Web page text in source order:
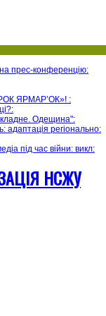
прес-конференцію:
ЯРМАР’ОК»! :
:
Одещина":
адаптація регіонально:
під час війни: викл:
НСЖУ